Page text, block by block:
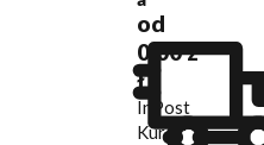
od
0,00 z
ł
InPost
Kurier